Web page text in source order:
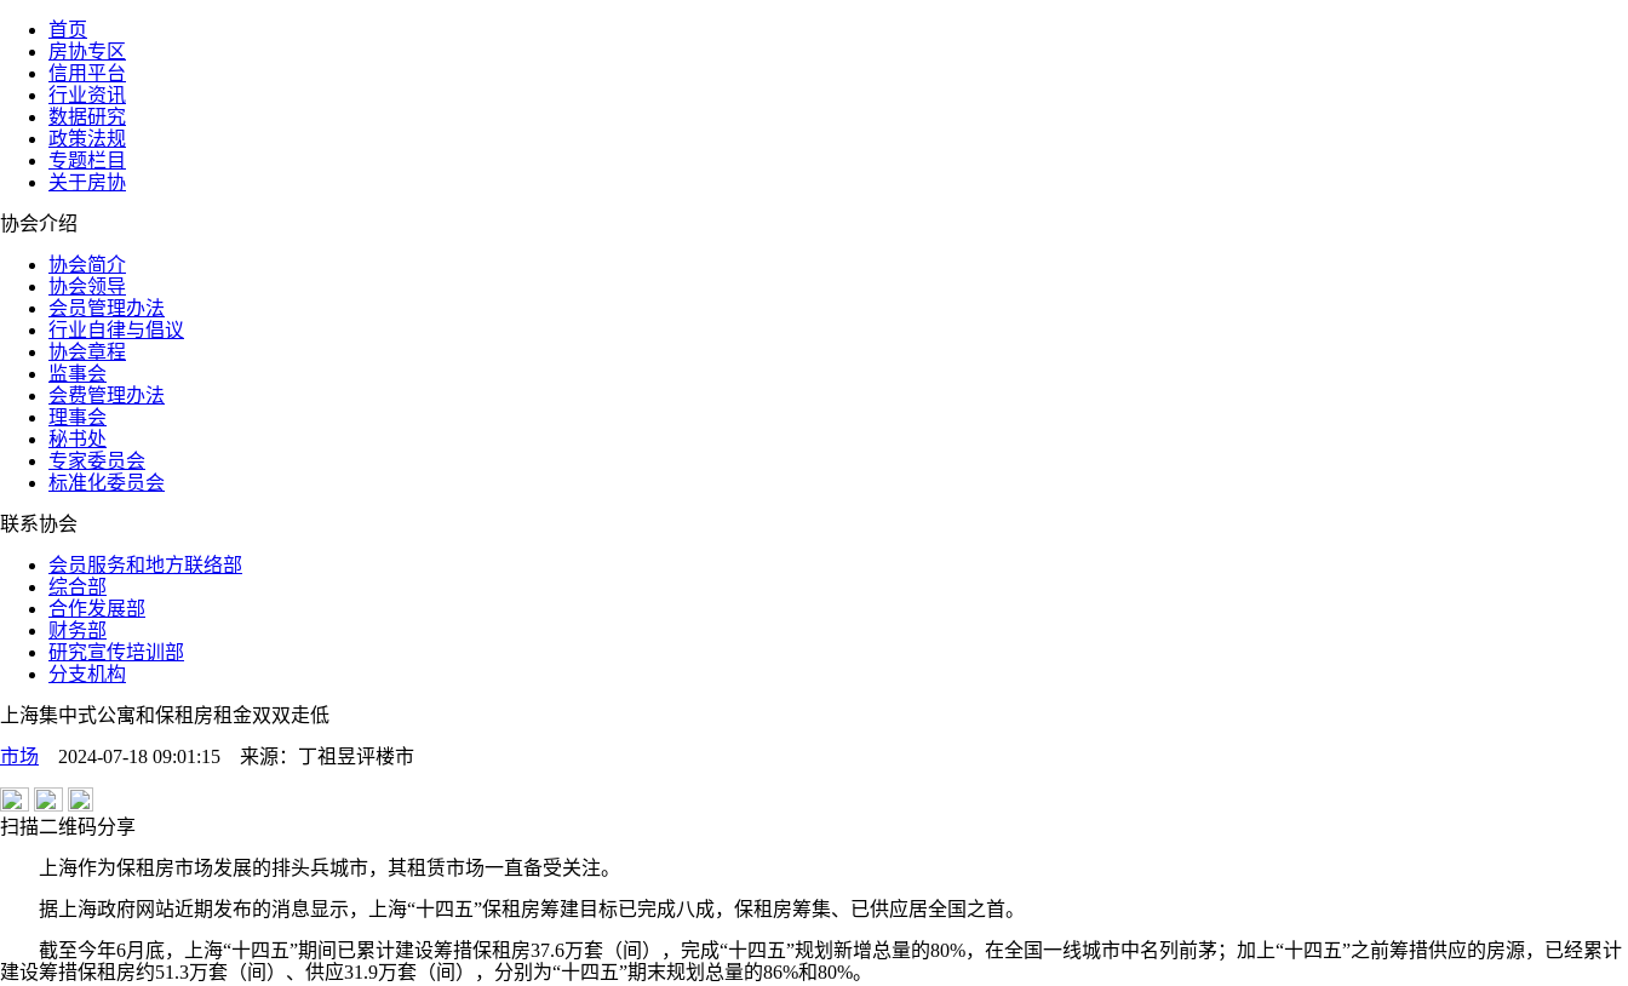
首页
房协专区
信用平台
行业资讯
数据研究
政策法规
专题栏目
关于房协
协会介绍
协会简介
协会领导
会员管理办法
行业自律与倡议
协会章程
监事会
会费管理办法
理事会
秘书处
专家委员会
标准化委员会
联系协会
会员服务和地方联络部
综合部
合作发展部
财务部
研究宣传培训部
分支机构
上海集中式公寓和保租房租金双双走低
市场 2024-07-18 09:01:15 来源： 丁祖昱评楼市
扫描二维码分享
上海作为保租房市场发展的排头兵城市，其租赁市场一直备受关注。
据上海政府网站近期发布的消息显示，上海“十四五”保租房筹建目标已完成八成，保租房筹集、已供应居全国之首。
截至今年6月底，上海“十四五”期间已累计建设筹措保租房37.6万套（间），完成“十四五”规划新增总量的80%，在全国一线城市中名列前茅；加上“十四五”之前筹措供应的房源，已经累计
建设筹措保租房约51.3万套（间）、供应31.9万套（间），分别为“十四五”期末规划总量的86%和80%。